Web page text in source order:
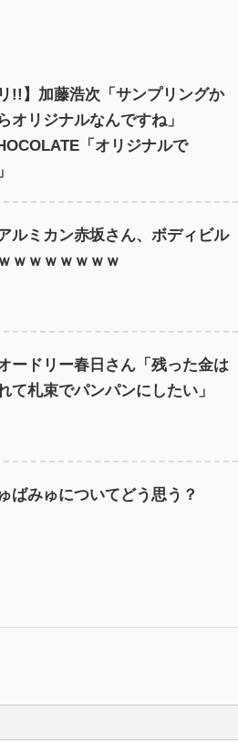
!!】加藤浩次「サンプリングか
オリジナルなんですね」
「オリジナルで
ルミカン赤坂さん、ボディビル
ｗｗｗｗｗｗｗ
ードリー春日さん「残った金は
て札束でパンパンにしたい」
ばみゅについてどう思う？